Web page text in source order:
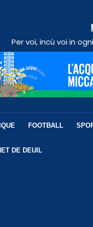
Per voi, incù voi in
FOOTBALL
DE DEUIL